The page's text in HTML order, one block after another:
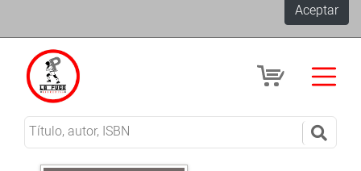
Aceptar